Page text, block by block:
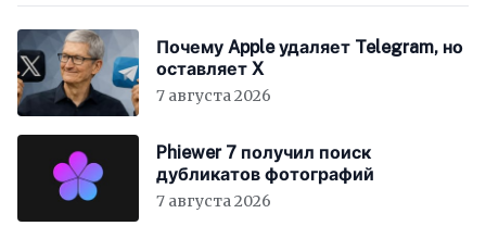
Почему Apple удаляет Telegram, но
оставляет X
7 августа 2026
Phiewer 7 получил поиск
дубликатов фотографий
7 августа 2026